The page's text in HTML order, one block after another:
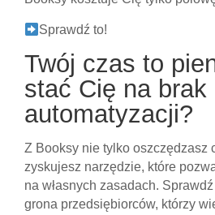
Sprawdź to!
Twój czas to
stać Cię na brak
automatyzacji?
Z Booksy nie tylko oszczędzasz
zyskujesz narzędzie, które
na własnych zasadach.
grona przedsiębiorców, którzy